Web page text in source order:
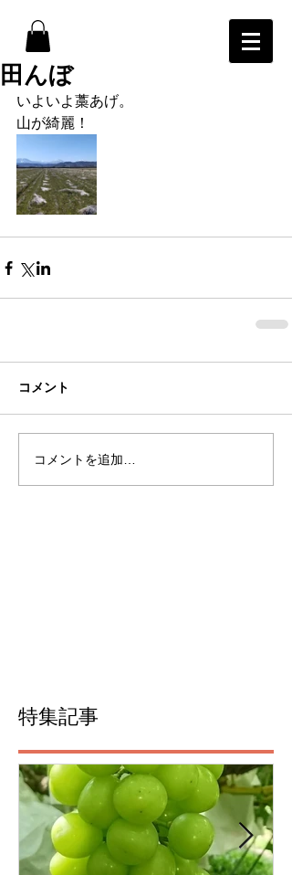
田んぼ
いよいよ藁あげ。
山が綺麗！
コメント
コメントを追加…
特集記事